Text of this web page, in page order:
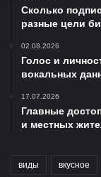
Сколько
разные цели
02.08.2026
Голос и
вокальных
17.07.2026
Главные
и местных
виды вкусное